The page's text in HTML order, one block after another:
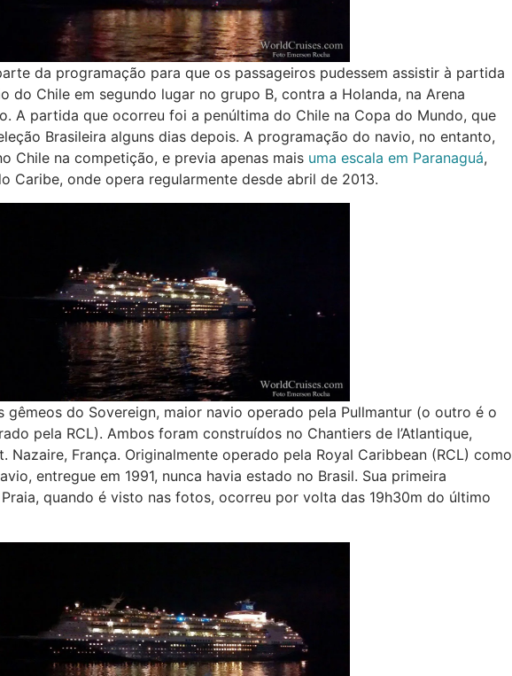
da programação para que os passageiros pudessem assistir à partida
do Chile em segundo lugar no grupo B, contra a Holanda, na Arena
A partida que ocorreu foi a penúltima do Chile na Copa do Mundo, que
Brasileira alguns dias depois. A programação do navio, no entanto,
Chile na competição, e previa apenas mais uma escala em Paranaguá,
Caribe, onde opera regularmente desde abril de 2013.
gêmeos do Sovereign, maior navio operado pela Pullmantur (o outro é o
pela RCL). Ambos foram construídos no Chantiers de l’Atlantique,
Nazaire, França. Originalmente operado pela Royal Caribbean (RCL) como
entregue em 1991, nunca havia estado no Brasil. Sua primeira
quando é visto nas fotos, ocorreu por volta das 19h30m do último